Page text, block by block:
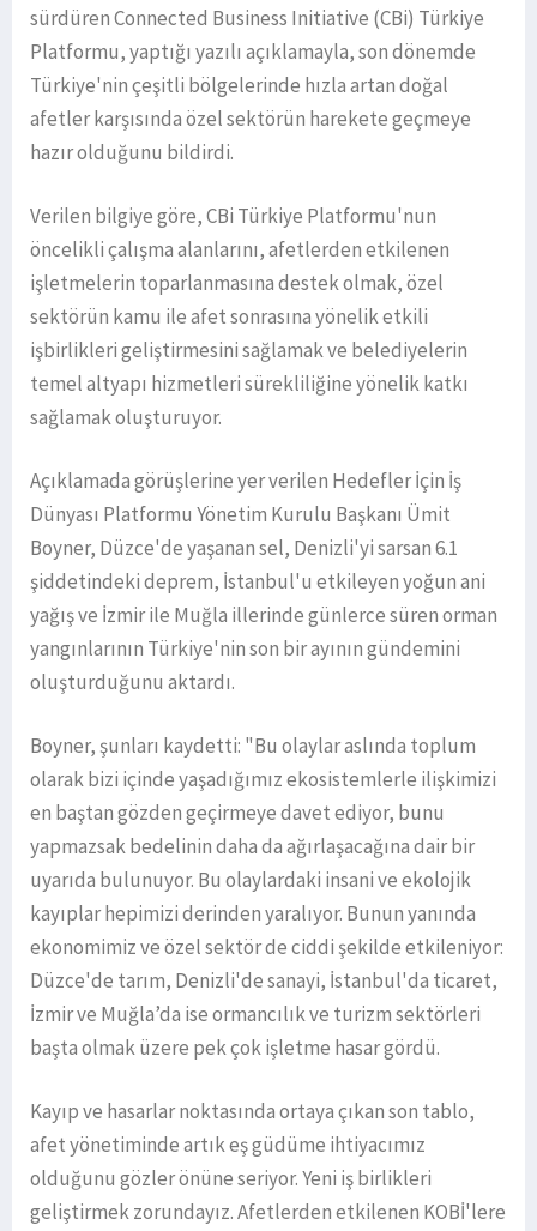
sürdüren Connected Business Initiative (CBi) Türkiye
Platformu, yaptığı yazılı açıklamayla, son dönemde
Türkiye'nin çeşitli bölgelerinde hızla artan doğal
afetler karşısında özel sektörün harekete geçmeye
hazır olduğunu bildirdi.
Verilen bilgiye göre, CBi Türkiye Platformu'nun
öncelikli çalışma alanlarını, afetlerden etkilenen
işletmelerin toparlanmasına destek olmak, özel
sektörün kamu ile afet sonrasına yönelik etkili
işbirlikleri geliştirmesini sağlamak ve belediyelerin
temel altyapı hizmetleri sürekliliğine yönelik katkı
sağlamak oluşturuyor.
Açıklamada görüşlerine yer verilen Hedefler İçin İş
Dünyası Platformu Yönetim Kurulu Başkanı Ümit
Boyner, Düzce'de yaşanan sel, Denizli'yi sarsan 6.1
şiddetindeki deprem, İstanbul'u etkileyen yoğun ani
yağış ve İzmir ile Muğla illerinde günlerce süren orman
yangınlarının Türkiye'nin son bir ayının gündemini
oluşturduğunu aktardı.
Boyner, şunları kaydetti: "Bu olaylar aslında toplum
olarak bizi içinde yaşadığımız ekosistemlerle ilişkimizi
en baştan gözden geçirmeye davet ediyor, bunu
yapmazsak bedelinin daha da ağırlaşacağına dair bir
uyarıda bulunuyor. Bu olaylardaki insani ve ekolojik
kayıplar hepimizi derinden yaralıyor. Bunun yanında
ekonomimiz ve özel sektör de ciddi şekilde etkileniyor:
Düzce'de tarım, Denizli'de sanayi, İstanbul'da ticaret,
İzmir ve Muğla’da ise ormancılık ve turizm sektörleri
başta olmak üzere pek çok işletme hasar gördü.
Kayıp ve hasarlar noktasında ortaya çıkan son tablo,
afet yönetiminde artık eş güdüme ihtiyacımız
olduğunu gözler önüne seriyor. Yeni iş birlikleri
geliştirmek zorundayız. Afetlerden etkilenen KOBİ'lere